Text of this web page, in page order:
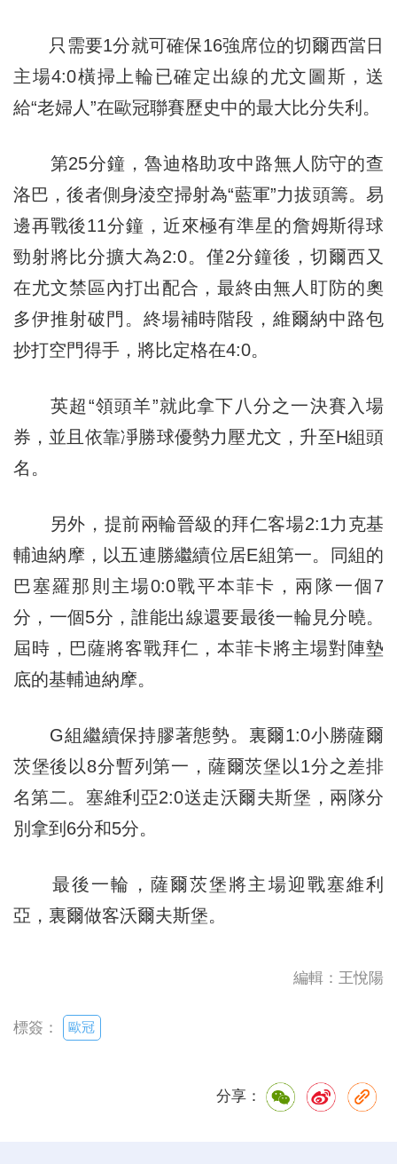
只需要1分就可確保16強席位的切爾西當日
主場4:0橫掃上輪已確定出線的尤文圖斯，送
給“老婦人”在歐冠聯賽歷史中的最大比分失利。
第25分鐘，魯迪格助攻中路無人防守的查
洛巴，後者側身淩空掃射為“藍軍”力拔頭籌。易
邊再戰後11分鐘，近來極有準星的詹姆斯得球
勁射將比分擴大為2:0。僅2分鐘後，切爾西又
在尤文禁區內打出配合，最終由無人盯防的奧
多伊推射破門。終場補時階段，維爾納中路包
抄打空門得手，將比定格在4:0。
英超“領頭羊”就此拿下八分之一決賽入場
券，並且依靠凈勝球優勢力壓尤文，升至H組頭
名。
另外，提前兩輪晉級的拜仁客場2:1力克基
輔迪納摩，以五連勝繼續位居E組第一。同組的
巴塞羅那則主場0:0戰平本菲卡，兩隊一個7
分，一個5分，誰能出線還要最後一輪見分曉。
屆時，巴薩將客戰拜仁，本菲卡將主場對陣墊
底的基輔迪納摩。
G組繼續保持膠著態勢。裏爾1:0小勝薩爾
茨堡後以8分暫列第一，薩爾茨堡以1分之差排
名第二。塞維利亞2:0送走沃爾夫斯堡，兩隊分
別拿到6分和5分。
最後一輪，薩爾茨堡將主場迎戰塞維利
亞，裏爾做客沃爾夫斯堡。
編輯：王悅陽
標簽： 歐冠
分享：